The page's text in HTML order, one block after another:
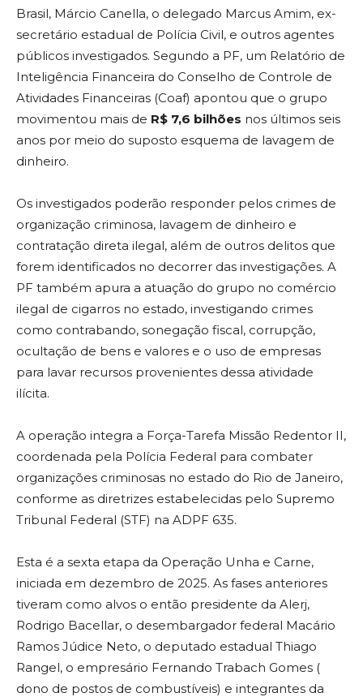
Brasil, Márcio Canella, o delegado Marcus Amim, ex-
secretário estadual de Polícia Civil, e outros agentes
públicos investigados. Segundo a PF, um Relatório de
Inteligência Financeira do Conselho de Controle de
Atividades Financeiras (Coaf) apontou que o grupo
movimentou mais de R$ 7,6 bilhões nos últimos seis
anos por meio do suposto esquema de lavagem de
dinheiro.
Os investigados poderão responder pelos crimes de
organização criminosa, lavagem de dinheiro e
contratação direta ilegal, além de outros delitos que
forem identificados no decorrer das investigações. A
PF também apura a atuação do grupo no comércio
ilegal de cigarros no estado, investigando crimes
como contrabando, sonegação fiscal, corrupção,
ocultação de bens e valores e o uso de empresas
para lavar recursos provenientes dessa atividade
ilícita.
A operação integra a Força-Tarefa Missão Redentor II,
coordenada pela Polícia Federal para combater
organizações criminosas no estado do Rio de Janeiro,
conforme as diretrizes estabelecidas pelo Supremo
Tribunal Federal (STF) na ADPF 635.
Esta é a sexta etapa da Operação Unha e Carne,
iniciada em dezembro de 2025. As fases anteriores
tiveram como alvos o então presidente da Alerj,
Rodrigo Bacellar, o desembargador federal Macário
Ramos Júdice Neto, o deputado estadual Thiago
Rangel, o empresário Fernando Trabach Gomes (
dono de postos de combustíveis) e integrantes da